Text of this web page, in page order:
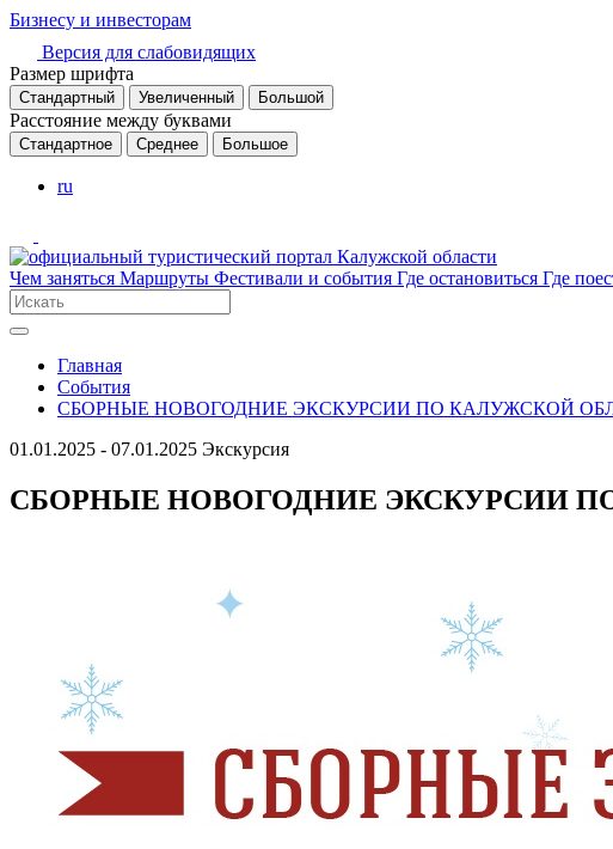
Бизнесу и инвесторам
Версия для слабовидящих
Размер шрифта
Стандартный Увеличенный Большой
Расстояние между буквами
Стандартное Среднее Большое
ru
Чем заняться Маршруты Фестивали и события Где остановиться Где
Главная
События
СБОРНЫЕ НОВОГОДНИЕ ЭКСКУРСИИ ПО КАЛУЖСКОЙ
01.01.2025 - 07.01.2025 Экскурсия
СБОРНЫЕ НОВОГОДНИЕ ЭКСКУРСИИ